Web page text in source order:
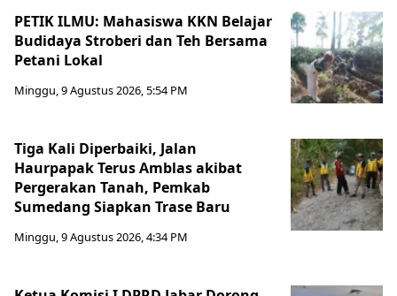
PETIK ILMU: Mahasiswa KKN Belajar
Budidaya Stroberi dan Teh Bersama
Petani Lokal
Minggu, 9 Agustus 2026, 5:54 PM
Tiga Kali Diperbaiki, Jalan
Haurpapak Terus Amblas akibat
Pergerakan Tanah, Pemkab
Sumedang Siapkan Trase Baru
Minggu, 9 Agustus 2026, 4:34 PM